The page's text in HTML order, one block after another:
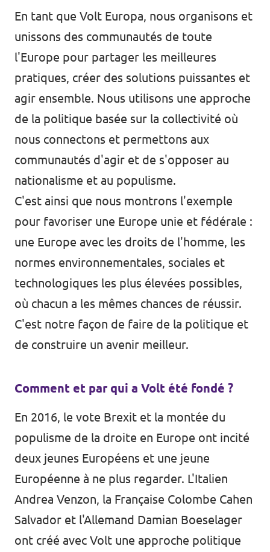
En tant que Volt Europa , nous organisons et
unissons des communautés de toute
l'Europe pour partager les meilleures
pratiques, créer des solutions puissantes et
agir ensemble. Nous utilisons une approche
de la politique basée sur la collectivité où
nous connectons et permettons aux
communautés d'agir et de s'opposer au
nationalisme et au populisme.
C'est ainsi que nous montrons l'exemple
pour favoriser une Europe unie et fédérale :
une Europe avec les droits de l'homme, les
normes environnementales, sociales et
technologiques les plus élevées possibles,
où chacun a les mêmes chances de réussir.
C'est notre façon de faire de la politique et
de construire un avenir meilleur.
Comment et par qui a Volt été fondé ?
En 2016, le vote Brexit et la montée du
populisme de la droite en Europe ont incité
deux jeunes Européens et une jeune
Européenne à ne plus regarder. L'Italien
Andrea Venzon, la Française Colombe Cahen
Salvador et l'Allemand Damian Boeselager
ont créé avec Volt une approche politique